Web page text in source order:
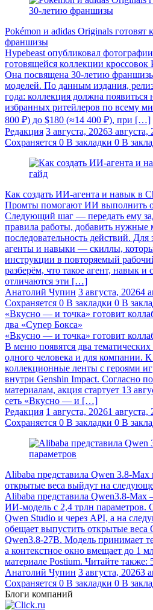
Pokémon и adidas Originals
франшизы
Hypebeast опубликовал
готовящейся коллекции кроссовок
Она посвящена 30-летию
моделей. По данным издания,
года: коллекция должна появиться
избранных ритейлеров по всему
800 ₽) до $180 (≈14 400 ₽), при […]
Редакция 3 августа, 20263 августа,
Сохраняется 0 В закладки 0 В
Как создать ИИ-агента и навык в
Промты помогают ИИ выполнить
Следующий шаг — передать ему
правила работы, добавить нужные
последовательность действий. Для
агенты и навыки — скиллы,
инструкции в повторяемый
разберём, что такое агент, навык и
отличаются эти […]
Анатолий Чупин 3 августа, 20264
Сохраняется 0 В закладки 0 В
«Вкусно — и точка» готовит
два «Супер Бокса»
«Вкусно — и точка» готовит
В меню появятся два
одного человека и для компании.
коллекционные ленты с героями
внутри Genshin Impact. Согласно
материалам, акция стартует 13
сеть «Вкусно — и […]
Редакция 1 августа, 20261 августа,
Сохраняется 0 В закладки 0 В
Alibaba представила Qwen
открытые веса выйдут на
Alibaba представила
ИИ-модель с 2,4 трлн параметров.
Qwen Studio и через API, а на
обещает выпустить открытые веса
Qwen3.8‑27B. Модель принимает
а контекстное окно вмещает до 1
материале Postium. Читайте
Анатолий Чупин 3 августа, 20263
Сохраняется 0 В закладки 0 В
Блоги компаний